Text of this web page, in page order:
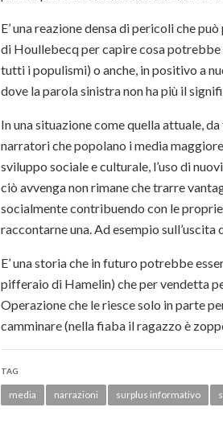
E’ una reazione densa di pericoli che
di Houllebecq per capire cosa
tutti i populismi) o anche, in positivo a
dove la parola sinistra non ha più il
In una situazione come quella attuale,
narratori che popolano i media
sviluppo sociale e culturale, l’uso di
ciò avvenga non rimane che trarre
socialmente contribuendo con le
raccontarne una. Ad esempio sull’uscita
E’ una storia che in futuro potrebbe
pifferaio di Hamelin) che per vendetta
Operazione che le riesce solo in parte
camminare (nella fiaba il ragazzo è
TAG
media narrazioni surplus informativo